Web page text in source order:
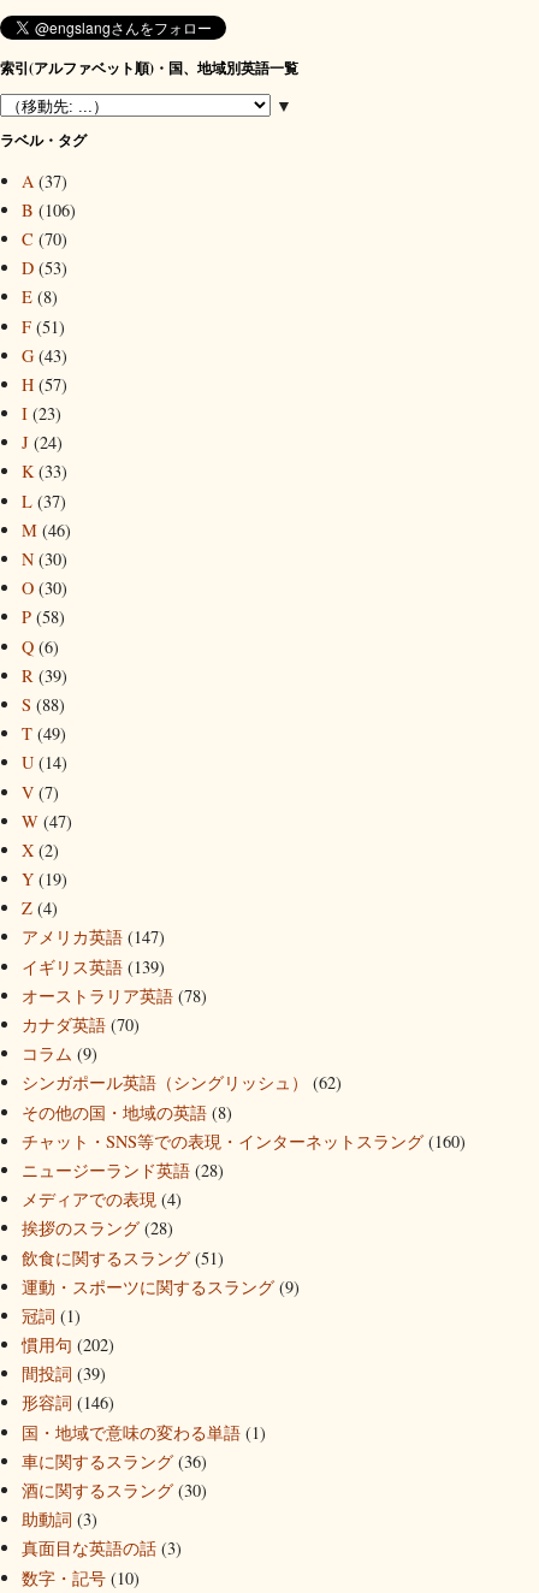
索引(アルファベット順)・国、地域別英語一覧
▼
ラベル・タグ
A (37)
B (106)
C (70)
D (53)
E (8)
F (51)
G (43)
H (57)
I (23)
J (24)
K (33)
L (37)
M (46)
N (30)
O (30)
P (58)
Q (6)
R (39)
S (88)
T (49)
U (14)
V (7)
W (47)
X (2)
Y (19)
Z (4)
アメリカ英語 (147)
イギリス英語 (139)
オーストラリア英語 (78)
カナダ英語 (70)
コラム (9)
シンガポール英語（シングリッシュ）
(62)
その他の国・地域の英語 (8)
チャット・SNS等での表現・インターネットスラング (160)
ニュージーランド英語 (28)
メディアでの表現 (4)
挨拶のスラング (28)
飲食に関するスラング (51)
運動・スポーツに関するスラング (9)
冠詞 (1)
慣用句 (202)
間投詞 (39)
形容詞 (146)
国・地域で意味の変わる単語 (1)
車に関するスラング (36)
酒に関するスラング (30)
助動詞 (3)
真面目な英語の話 (3)
数字・記号 (10)